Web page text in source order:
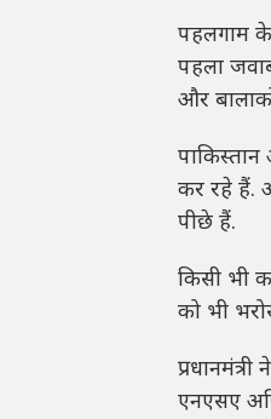
पहलगाम
पहला
और
कर रहे हैं.
पीछे हैं.
किसी भी
को भी
एनएसए